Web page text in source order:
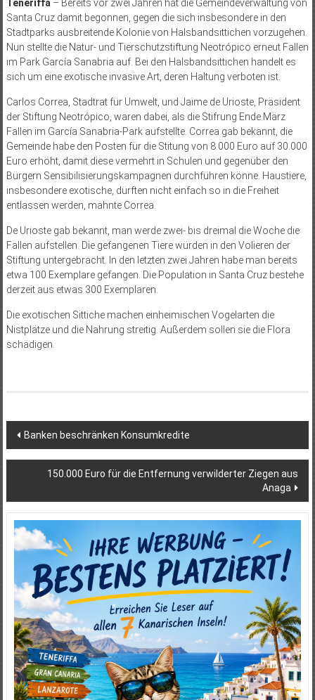
Teneriffa– Bereits vor zwei Jahren hat die Gemeindeverwaltung von
Santa Cruz damit begonnen, gegen die sich insbesondere in den
Stadtparks ausbreitende Kolonie von Halsbandsittichen vorzugehen.
Nun stellte die Natur- und Tierschutzstiftung Neotrópico erneut Fallen
im Park García Sanabria auf. Bei den Halsband­sittichen handelt es
sich um eine exotische invasive Art, deren Haltung verboten ist.
Carlos Correa, Stadtrat für Umwelt, und Jaime de Urioste, Präsident
der Stiftung Neotrópico, waren dabei, als die Stifrung Ende März
Fallen im García Sanabria-Park aufstellte. Correa gab bekannt, die
Gemeinde habe den Posten für die Stitung von 8.000 Euro auf 30.000
Euro erhöht, damit diese vermehrt in Schulen und gegenüber den
Bürgern Sensibilisierungskampagnen durchführen könne. Haustiere,
insbesondere exotische, dürften nicht einfach so in die Freiheit
entlassen werden, mahnte Correa.
De Urioste gab bekannt, man werde zwei- bis dreimal die Woche die
Fallen aufstellen. Die gefangenen Tiere würden in den Volieren der
Stiftung untergebracht. In den letzten zwei Jahren habe man bereits
etwa 100 Exemplare gefangen. Die Population in Santa Cruz bestehe
derzeit aus etwas 300 Exemplaren.
Die exotischen Sittiche machen einheimischen Vogelarten die
Nistplätze und die Nahrung streitig. Außerdem sollen sie die Flora
schädigen.
Beitragsnavigation
Banken beschränken Konsumkredite
150.000 Euro für die Entfernung verwilderter Ziegen aus
Anaga